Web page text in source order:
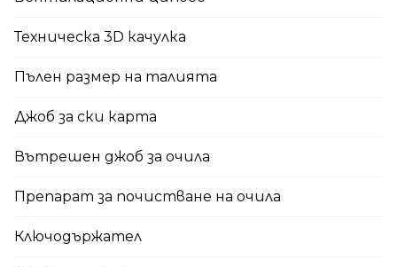
Техническа 3D качулка
Пълен размер на талията
Джоб за ски карта
Вътрешен джоб за очила
Препарат за почистване на очила
Ключодържател